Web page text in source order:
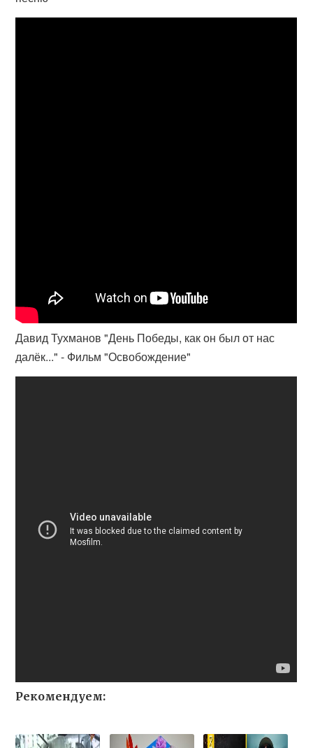
Давид Тухманов "День Победы, как он был от нас
далёк..." - Фильм "Освобождение"
Рекомендуем: